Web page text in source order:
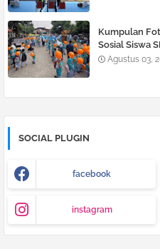
Kumpulan
Sosial Siswa
Agustus 03,
SOCIAL PLUGIN
facebook
instagram